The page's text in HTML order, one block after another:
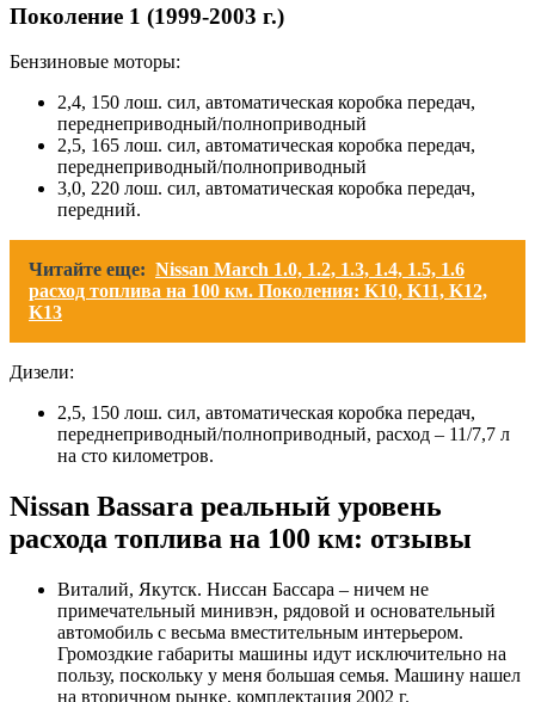
Поколение 1 (1999-2003 г.)
Бензиновые моторы:
2,4, 150 лош. сил, автоматическая коробка передач,
переднеприводный/полноприводный
2,5, 165 лош. сил, автоматическая коробка передач,
переднеприводный/полноприводный
3,0, 220 лош. сил, автоматическая коробка передач,
передний.
Читайте еще: Nissan March 1.0, 1.2, 1.3, 1.4, 1.5, 1.6
расход топлива на 100 км. Поколения: K10, K11, K12,
K13
Дизели:
2,5, 150 лош. сил, автоматическая коробка передач,
переднеприводный/полноприводный, расход – 11/7,7 л
на сто километров.
Nissan Bassara реальный уровень
расхода топлива на 100 км: отзывы
Виталий, Якутск. Ниссан Бассара – ничем не
примечательный минивэн, рядовой и основательный
автомобиль с весьма вместительным интерьером.
Громоздкие габариты машины идут исключительно на
пользу, поскольку у меня большая семья. Машину нашел
на вторичном рынке, комплектация 2002 г.